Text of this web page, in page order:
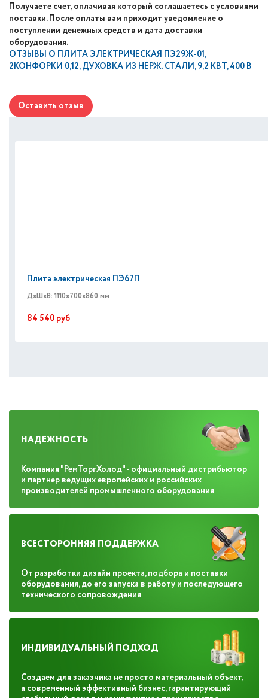
Получаете счет, оплачивая который соглашаетесь с условиями
поставки. После оплаты вам приходит уведомление о
поступлении денежных средств и дата доставки
оборудования.
ОТЗЫВЫ О ПЛИТА ЭЛЕКТРИЧЕСКАЯ ПЭ29Ж-01,
2КОНФОРКИ 0,12, ДУХОВКА ИЗ НЕРЖ. СТАЛИ, 9,2 КВТ, 400 В
Оставить отзыв
Плита электрическая ПЭ67П
ДxШxВ: 1110x700x860 мм
84 540 руб
НАДЕЖНОСТЬ
Компания "РемТоргХолод" - официальный дистрибьютор
и партнер ведущих европейских и российских
производителей промышленного оборудования
ВСЕСТОРОННЯЯ ПОДДЕРЖКА
От разработки дизайн проекта, подбора и поставки
оборудования, до его запуска в работу и последующего
технического сопровождения
ИНДИВИДУАЛЬНЫЙ ПОДХОД
Создаем для заказчика не просто материальный объект,
а современный эффективный бизнес, гарантирующий